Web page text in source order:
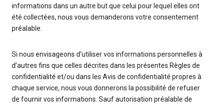
informations dans un autre but que celui pour lequel elles ont
été collectées, nous vous demanderons votre consentement
préalable.
Si nous envisageons d’utiliser vos informations personnelles à
d’autres fins que celles décrites dans les présentes Règles de
confidentialité et/ou dans les Avis de confidentialité propres à
chaque service, nous vous donnerons la possibilité de refuser
de fournir vos informations. Sauf autorisation préalable de